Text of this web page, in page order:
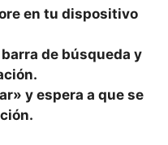
en tu dispositivo
de búsqueda y
y espera a que se